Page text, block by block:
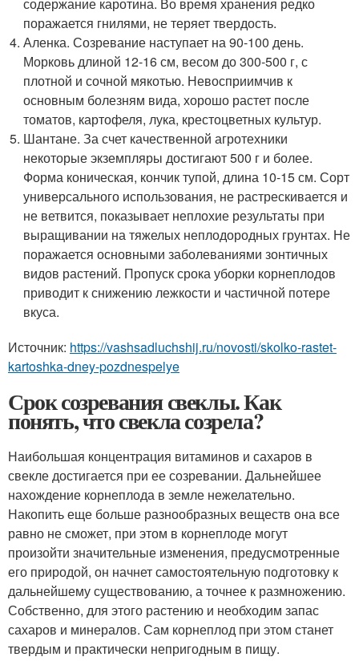
поражается гнилями, не теряет твердость.
Аленка. Созревание наступает на 90-100 день.
Морковь длиной 12-16 см, весом до 300-500 г, с
плотной и сочной мякотью. Невосприимчив к
основным болезням вида, хорошо растет после
томатов, картофеля, лука, крестоцветных культур.
Шантане. За счет качественной агротехники
некоторые экземпляры достигают 500 г и более.
Форма коническая, кончик тупой, длина 10-15 см. Сорт
универсального использования, не растрескивается и
не ветвится, показывает неплохие результаты при
выращивании на тяжелых неплодородных грунтах. Не
поражается основными заболеваниями зонтичных
видов растений. Пропуск срока уборки корнеплодов
приводит к снижению лежкости и частичной потере
вкуса.
Источник: https://vashsadluchshij.ru/novosti/skolko-rastet-
kartoshka-dney-pozdnespelye
Срок созревания свеклы. Как
понять, что свекла созрела?
Наибольшая концентрация витаминов и сахаров в
свекле достигается при ее созревании. Дальнейшее
нахождение корнеплода в земле нежелательно.
Накопить еще больше разнообразных веществ она все
равно не сможет, при этом в корнеплоде могут
произойти значительные изменения, предусмотренные
его природой, он начнет самостоятельную подготовку к
дальнейшему существованию, а точнее к размножению.
Собственно, для этого растению и необходим запас
сахаров и минералов. Сам корнеплод при этом станет
твердым и практически непригодным в пищу.